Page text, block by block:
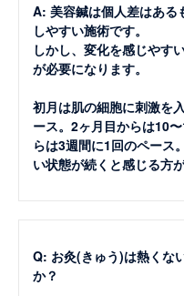
A: 美容鍼は個人差はある
しやすい施術です。
しかし、変化を感じやす
が必要になります。
初月は肌の細胞に刺激を
ース。2ヶ月目からは10
らは3週間に1回のペース
い状態が続くと感じる方
Q: お灸(きゅう)は熱くな
か？